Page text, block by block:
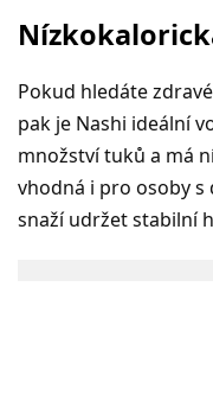
Pokud hledáte
pak je Nashi ideální
množství tuků a má
vhodná i pro osoby
snaží udržet stabilní